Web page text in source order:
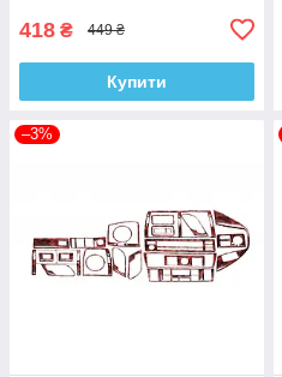
418 ₴ 449 ₴
Купити
–3%